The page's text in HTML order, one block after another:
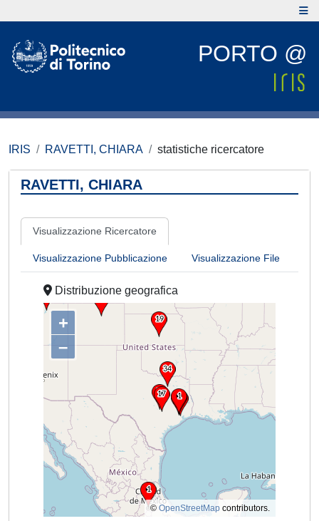
PORTO @
IRIS RAVETTI, CHIARA statistiche ricercatore
RAVETTI, CHIARA
Visualizzazione Ricercatore
Visualizzazione Pubblicazione Visualizzazione File
Distribuzione geografica
+
–
© OpenStreetMap contributors.